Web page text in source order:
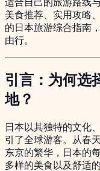
美食推荐、实用攻略
的日本旅游综合指南
由行。
引言：为何选
地？
日本以其独特的文化
引了全球游客。从春
东京的繁华，日本的
多样的美食以及舒适